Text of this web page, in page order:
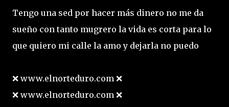
Tengo una sed por hacer más dinero no me da
sueño con tanto mugrero la vida es corta para lo
que quiero mi calle la amo y dejarla no puedo
❌ www.elnorteduro.com ❌
❌ www.elnorteduro.com ❌